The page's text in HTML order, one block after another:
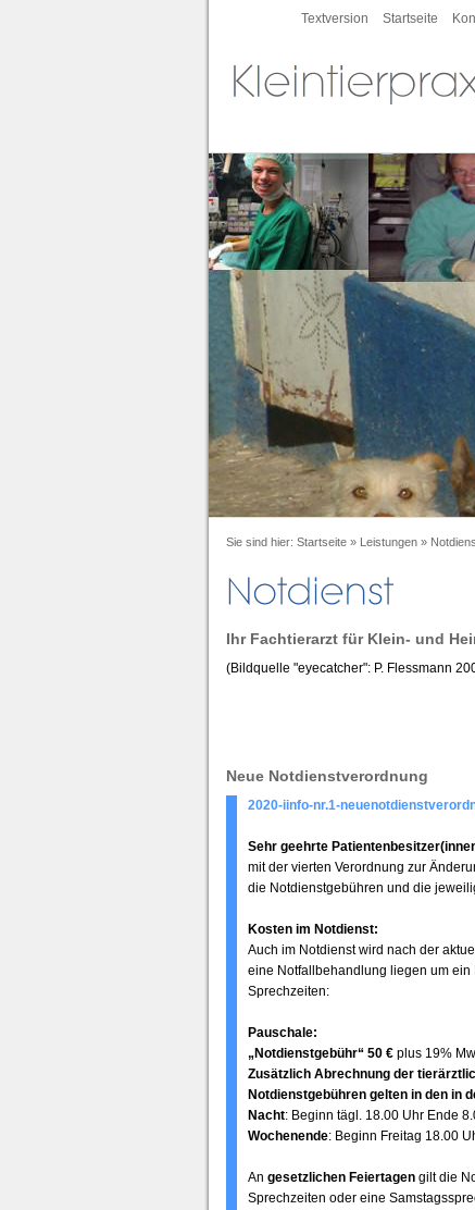
Textversion Startseite
Sie sind hier: Startseite » Leistungen »
Ihr Fachtierarzt für Klein- und
(Bildquelle "eyecatcher": P. Flessmann
Neue Notdienstverordnung
2020-iinfo-nr.1-
Sehr geehrte
mit der vierten Verordnung zur
die Notdienstgebühren und die
Kosten im Notdienst:
Auch im Notdienst wird nach der
eine Notfallbehandlung liegen um
Sprechzeiten:
Pauschale:
„Notdienstgebühr“ 50 € plus 19%
Zusätzlich Abrechnung der
Notdienstgebühren gelten in den in
Nacht: Beginn tägl. 18.00 Uhr Ende
Wochenende: Beginn Freitag 18.00
An gesetzlichen Feiertagen gilt die
Sprechzeiten oder eine